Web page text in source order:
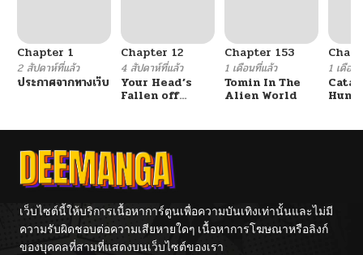
Chapter 1
2 สัปดาห์ที่แล้ว
ประกาศจากทางเว็บ
Chapter 12
4 สัปดาห์ที่แล้ว
Your Head’s
Fallen off
Chapter 153
1 เดือนที่แล้ว
Tomin In The
Alien World
1 เดือน
เว็บไซต์นี้ให้บริการเนื้อหาการ์ตูนเพื่อความบันเทิงเท่านั้นและไม่มี
ความรับผิดชอบต่อความเสียหายใดๆ เนื้อหาการโฆษณาหรือลิงก์
ของบุคคลที่สามที่แสดงบนเว็บไซต์ของเรา